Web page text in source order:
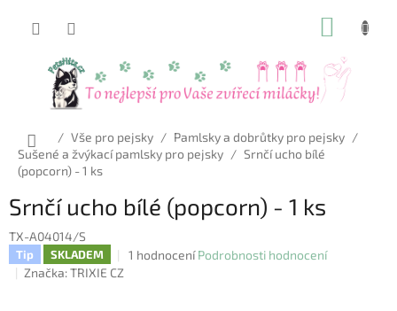
Domů
/ Vše pro pejsky / Pamlsky a dobrůtky pro pejsky /
Sušené a žvýkací pamlsky pro pejsky / Srnčí ucho bílé
(popcorn) - 1 ks
Srnčí ucho bílé (popcorn) - 1 ks
TX-A04014/S
Tip SKLADEM
Průměrné
1 hodnocení Podrobnosti hodnocení
Značka:TRIXIE CZ